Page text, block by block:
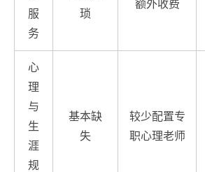
服
务
琐
额外收费
心
理
与
生
涯
规
基本缺
失
较少配置专
职心理老师